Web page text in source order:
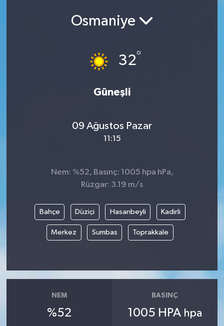
Osmaniye
32°
Güneşli
09 Ağustos Pazar
11:15
Nem: %52, Basınç: 1005 hpa hPa,
Rüzgar: 3.19 m/s
Bahçe Düziçi Hasanbeyli Kadirli
Merkez Sumbas Toprakkale
NEM
%52
BASINÇ
1005 HPA hpa